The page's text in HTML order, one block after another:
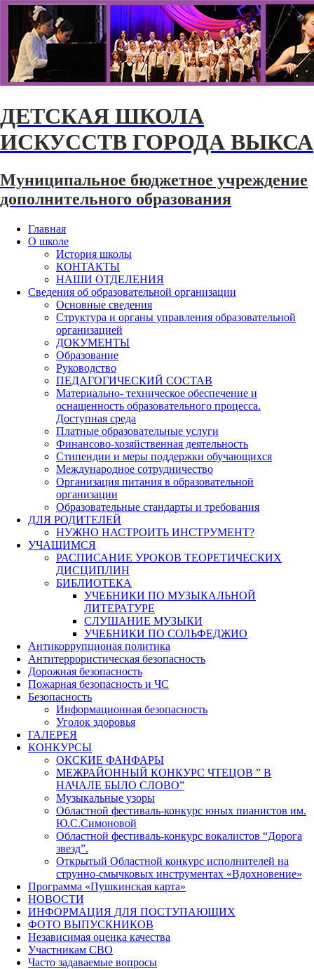
ДЕТСКАЯ ШКОЛА
ИСКУССТВ ГОРОДА ВЫКСА
Муниципальное бюджетное учреждение
дополнительного образования
Главная
О школе
История школы
КОНТАКТЫ
НАШИ ОТДЕЛЕНИЯ
Сведения об образовательной организации
Основные сведения
Структура и органы управления образовательной
организацией
ДОКУМЕНТЫ
Образование
Руководство
ПЕДАГОГИЧЕСКИЙ СОСТАВ
Материально- техническое обеспечение и
оснащенность образовательного процесса.
Доступная среда
Платные образовательные услуги
Финансово-хозяйственная деятельность
Стипендии и меры поддержки обучающихся
Международное сотрудничество
Организация питания в образовательной
организации
Образовательные стандарты и требования
ДЛЯ РОДИТЕЛЕЙ
НУЖНО НАСТРОИТЬ ИНСТРУМЕНТ?
УЧАЩИМСЯ
РАСПИСАНИЕ УРОКОВ ТЕОРЕТИЧЕСКИХ
ДИСЦИПЛИН
БИБЛИОТЕКА
УЧЕБНИКИ ПО МУЗЫКАЛЬНОЙ
ЛИТЕРАТУРЕ
СЛУШАНИЕ МУЗЫКИ
УЧЕБНИКИ ПО СОЛЬФЕДЖИО
Антикоррупционая политика
Антитеррористическая безопасность
Дорожная безопасность
Пожарная безопасность и ЧС
Безопасность
Информационная безопасность
Уголок здоровья
ГАЛЕРЕЯ
КОНКУРСЫ
ОКСКИЕ ФАНФАРЫ
МЕЖРАЙОННЫЙ КОНКУРС ЧТЕЦОВ ” В
НАЧАЛЕ БЫЛО СЛОВО”
Музыкальные узоры
Областной фестиваль-конкурс юных пианистов им.
Ю.С.Симоновой
Областной фестиваль-конкурс вокалистов “Дорога
звезд”.
Открытый Областной конкурс исполнителей на
струнно-смычковых инструментах «Вдохновение»
Программа «Пушкинская карта»
НОВОСТИ
ИНФОРМАЦИЯ ДЛЯ ПОСТУПАЮЩИХ
ФОТО ВЫПУСКНИКОВ
Независимая оценка качества
Участникам СВО
Часто задаваемые вопросы